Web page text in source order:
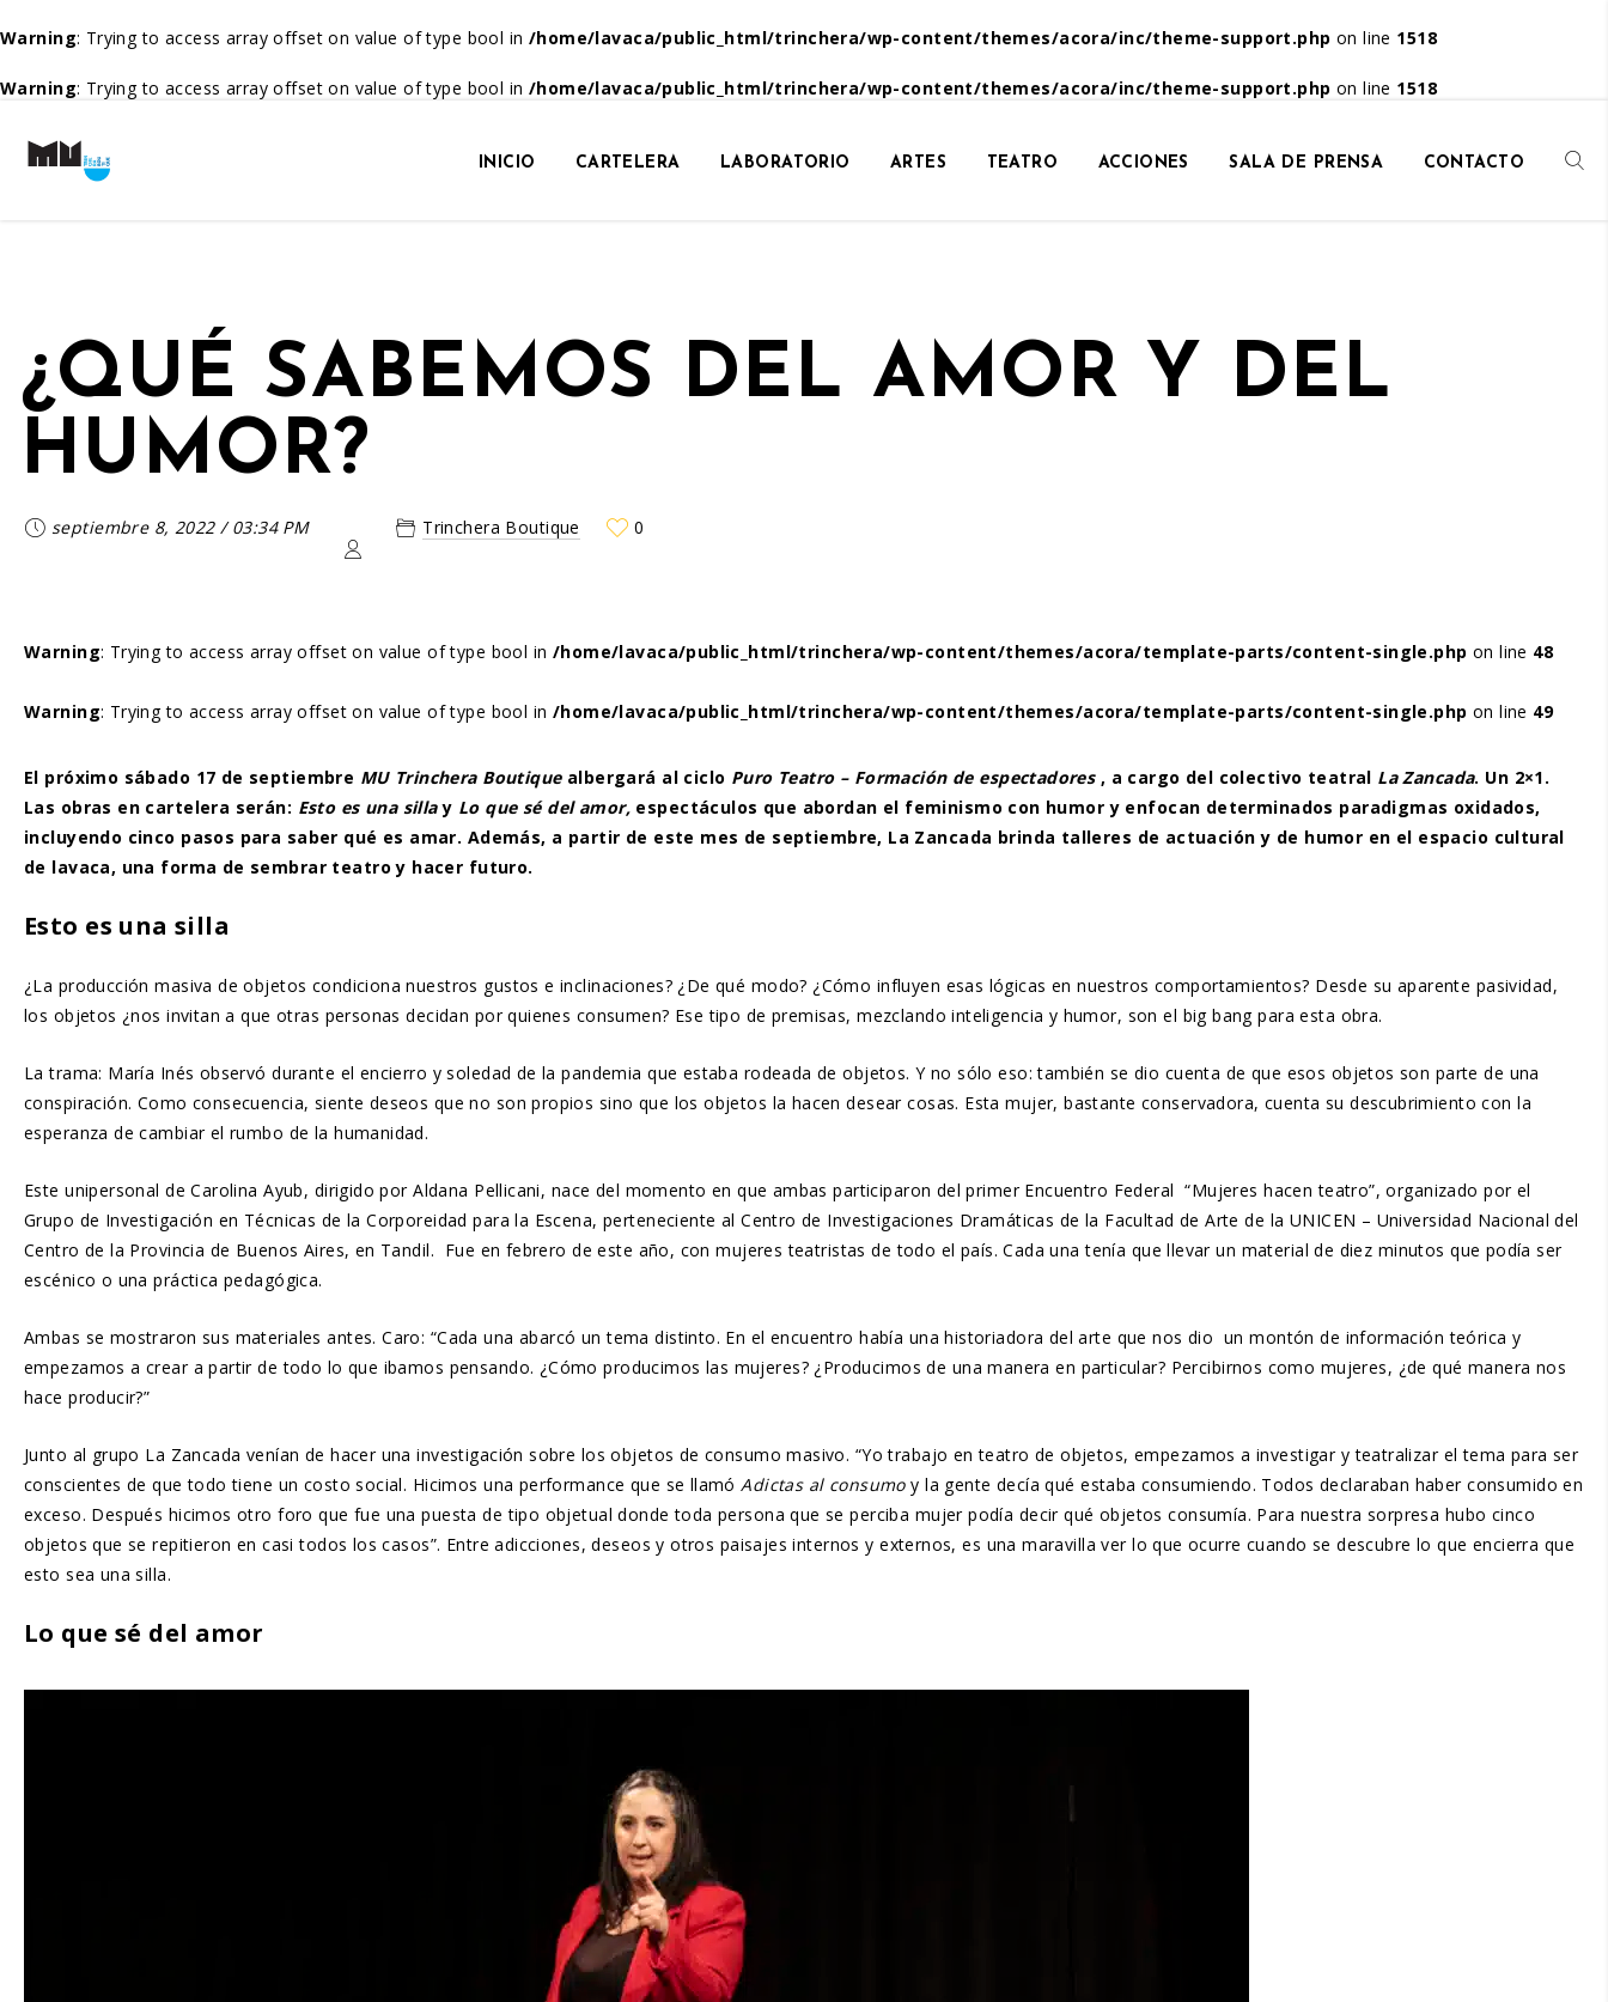
Warning: Trying to access array offset on value of type bool in /home/lavaca/public_html/trinchera/wp-content/themes/acora/inc/theme-support.php on line 1518
Warning: Trying to access array offset on value of type bool in /home/lavaca/public_html/trinchera/wp-content/themes/acora/inc/theme-support.php on line 1518
INICIO CARTELERA LABORATORIO ARTES TEATRO ACCIONES SALA DE PRENSA CONTACTO
¿QUÉ SABEMOS DEL AMOR Y DEL
HUMOR?
septiembre 8, 2022/03:34 PM Trinchera Boutique 0
Warning: Trying to access array offset on value of type bool in /home/lavaca/public_html/trinchera/wp-content/themes/acora/template-parts/content-single.php on line 48
Warning: Trying to access array offset on value of type bool in /home/lavaca/public_html/trinchera/wp-content/themes/acora/template-parts/content-single.php on line 49
El próximo sábado 17 de septiembre MU Trinchera Boutiquealbergará al ciclo Puro Teatro – Formación de espectadores, a cargo del colectivo teatral La Zancada. Un 2×1.
Las obras en cartelera serán: Esto es una sillay Lo que sé del amor, espectáculos que abordan el feminismo con humor y enfocan determinados paradigmas oxidados,
incluyendo cinco pasos para saber qué es amar. Además, a partir de este mes de septiembre, La Zancada brinda talleres de actuación y de humor en el espacio cultural
de lavaca, una forma de sembrar teatro y hacer futuro.
Esto es una silla
¿La producción masiva de objetos condiciona nuestros gustos e inclinaciones? ¿De qué modo? ¿Cómo influyen esas lógicas en nuestros comportamientos? Desde su aparente pasividad,
los objetos ¿nos invitan a que otras personas decidan por quienes consumen? Ese tipo de premisas, mezclando inteligencia y humor, son el big bang para esta obra.
La trama: María Inés observó durante el encierro y soledad de la pandemia que estaba rodeada de objetos. Y no sólo eso: también se dio cuenta de que esos objetos son parte de una
conspiración. Como consecuencia, siente deseos que no son propios sino que los objetos la hacen desear cosas. Esta mujer, bastante conservadora, cuenta su descubrimiento con la
esperanza de cambiar el rumbo de la humanidad.
Este unipersonal de Carolina Ayub, dirigido por Aldana Pellicani, nace del momento en que ambas participaron del primer Encuentro Federal “Mujeres hacen teatro”, organizado por el
Grupo de Investigación en Técnicas de la Corporeidad para la Escena, perteneciente al Centro de Investigaciones Dramáticas de la Facultad de Arte de la UNICEN – Universidad Nacional del
Centro de la Provincia de Buenos Aires, en Tandil. Fue en febrero de este año, con mujeres teatristas de todo el país. Cada una tenía que llevar un material de diez minutos que podía ser
escénico o una práctica pedagógica.
Ambas se mostraron sus materiales antes. Caro: “Cada una abarcó un tema distinto. En el encuentro había una historiadora del arte que nos dio un montón de información teórica y
empezamos a crear a partir de todo lo que ibamos pensando. ¿Cómo producimos las mujeres? ¿Producimos de una manera en particular? Percibirnos como mujeres, ¿de qué manera nos
hace producir?”
Junto al grupo La Zancada venían de hacer una investigación sobre los objetos de consumo masivo. “Yo trabajo en teatro de objetos, empezamos a investigar y teatralizar el tema para ser
conscientes de que todo tiene un costo social. Hicimos una performance que se llamóAdictas al consumoy la gente decía qué estaba consumiendo. Todos declaraban haber consumido en
exceso. Después hicimos otro foro que fue una puesta de tipo objetual donde toda persona que se perciba mujer podía decir qué objetos consumía. Para nuestra sorpresa hubo cinco
objetos que se repitieron en casi todos los casos”. Entre adicciones, deseos y otros paisajes internos y externos, es una maravilla ver lo que ocurre cuando se descubre lo que encierra que
esto sea una silla.
Lo que sé del amor